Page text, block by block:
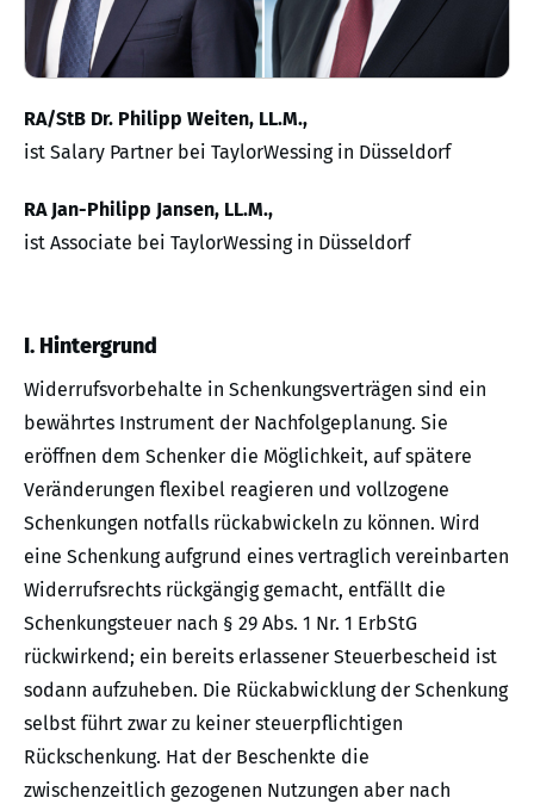
RA/StB Dr. Philipp Weiten, LL.M.,
ist Salary Partner bei TaylorWessing in Düsseldorf
RA Jan-Philipp Jansen, LL.M.,
ist Associate bei TaylorWessing in Düsseldorf
I. Hintergrund
Widerrufsvorbehalte in Schenkungsverträgen sind ein
bewährtes Instrument der Nachfolgeplanung. Sie
eröffnen dem Schenker die Möglichkeit, auf spätere
Veränderungen flexibel reagieren und vollzogene
Schenkungen notfalls rückabwickeln zu können. Wird
eine Schenkung aufgrund eines vertraglich vereinbarten
Widerrufsrechts rückgängig gemacht, entfällt die
Schenkungsteuer nach § 29 Abs. 1 Nr. 1 ErbStG
rückwirkend; ein bereits erlassener Steuerbescheid ist
sodann aufzuheben. Die Rückabwicklung der Schenkung
selbst führt zwar zu keiner steuerpflichtigen
Rückschenkung. Hat der Beschenkte die
zwischenzeitlich gezogenen Nutzungen aber nach